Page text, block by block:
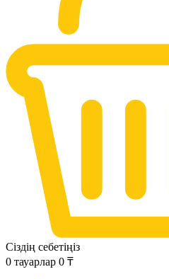
Сіздің себетіңіз
0 тауарлар 0 ₸